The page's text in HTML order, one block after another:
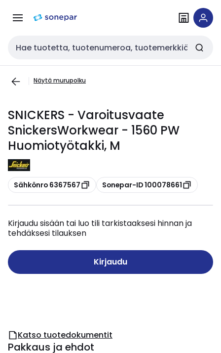
navigointiinsisältöön
Haku
Näytä murupolku
SNICKERS - Varoitusvaate
SnickersWorkwear - 1560 PW
Huomiotyötakki, M
Kopioi
Sähkönro 6367567 Kopioi
Sonepar-ID 100078661
Kirjaudu sisään tai luo tili tarkistaaksesi hinnan ja
tehdäksesi tilauksen
Kirjaudu
Katso tuotedokumentit
Pakkaus ja ehdot